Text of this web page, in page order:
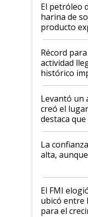
El petróleo
harina de
producto
el agro
diez dólares
liderazgo
récord
Récord
actividad
histórico
cosecha y
Levantó un
creó el
destaca
plata a un
Juan Félix
que de una
de Milei
La
alta,
El FMI
ubicó entre
para el